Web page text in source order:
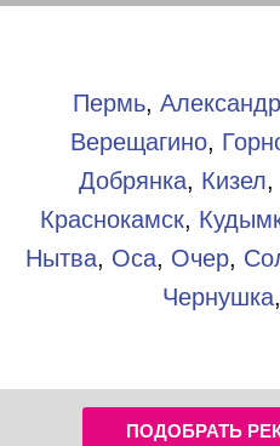
Пермь,
Верещагино,
Добрянка, Кизел,
Краснокамск,
Нытва, Оса, Очер,
Чернушка,
ПОДОБРАТЬ